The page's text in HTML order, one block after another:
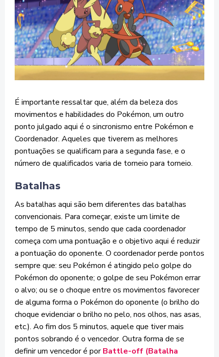
É importante ressaltar que, além da beleza dos
movimentos e habilidades do Pokémon, um outro
ponto julgado aqui é o sincronismo entre Pokémon e
Coordenador. Aqueles que tiverem as melhores
pontuações se qualificam para a segunda fase, e o
número de qualificados varia de torneio para torneio.
Batalhas
As batalhas aqui são bem diferentes das batalhas
convencionais. Para começar, existe um limite de
tempo de 5 minutos, sendo que cada coordenador
começa com uma pontuação e o objetivo aqui é reduzir
a pontuação do oponente. O coordenador perde pontos
sempre que: seu Pokémon é atingido pelo golpe do
Pokémon do oponente; o golpe de seu Pokémon errar
o alvo; ou se o choque entre os movimentos favorecer
de alguma forma o Pokémon do oponente (o brilho do
choque evidenciar o brilho no pelo, nos olhos, nas asas,
etc.). Ao fim dos 5 minutos, aquele que tiver mais
pontos sobrando é o vencedor. Outra forma de se
definir um vencedor é porBattle-off (Batalha